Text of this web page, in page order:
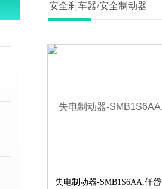
安全刹车器/安全制动器
失电制动器-SMB1S6AA,仟岱